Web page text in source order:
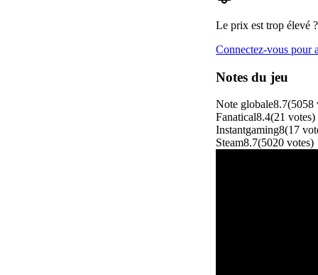
Le prix est trop élevé
Connectez-vous pour
Notes du jeu
Note globale8.7(5058
Fanatical8.4(21 votes)
Instantgaming8(17
Steam8.7(5020 votes)